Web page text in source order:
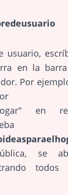
usuario,
en la
Por
en
se
todos